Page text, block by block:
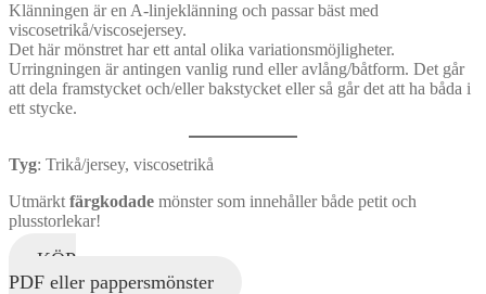
Klänningen är en A-linjeklänning och passar bäst med
viscosetrikå/viscosejersey.
Det här mönstret har ett antal olika variationsmöjligheter.
Urringningen är antingen vanlig rund eller avlång/båtform. Det går
att dela framstycket och/eller bakstycket eller så går det att ha båda i
ett stycke.
Tyg: Trikå/jersey, viscosetrikå
Utmärkt färgkodade mönster som innehåller både petit och
plusstorlekar!
KÖP
PDF eller pappersmönster